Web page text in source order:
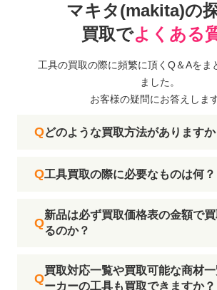
マキタ(makita)の
買取でよくある
工具の買取の際に頻繁に頂くQ＆Aをま
ました。
お客様の疑問にお答えします
どのような買取方法がありますか
工具買取の際に必要なものは何？
新品は必ず買取価格表の金額で
るのか？
買取対応一覧や買取可能な商材
ーカーの工具も買取できますか？